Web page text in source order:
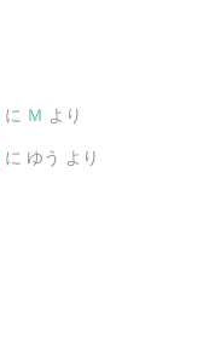
に Ｍ より
に ゆう より